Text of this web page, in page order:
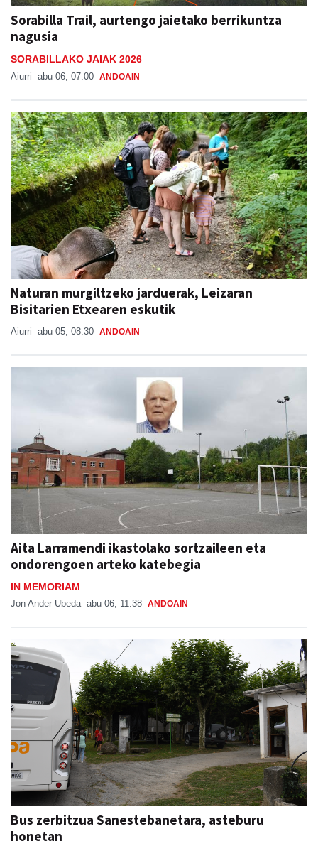
Sorabilla Trail, aurtengo jaietako berrikuntza
nagusia
SORABILLAKO JAIAK 2026
Aiurri abu 06, 07:00 ANDOAIN
Naturan murgiltzeko jarduerak, Leizaran
Bisitarien Etxearen eskutik
Aiurri abu 05, 08:30 ANDOAIN
Aita Larramendi ikastolako sortzaileen eta
ondorengoen arteko katebegia
IN MEMORIAM
Jon Ander Ubeda abu 06, 11:38 ANDOAIN
Bus zerbitzua Sanestebanetara, asteburu
honetan